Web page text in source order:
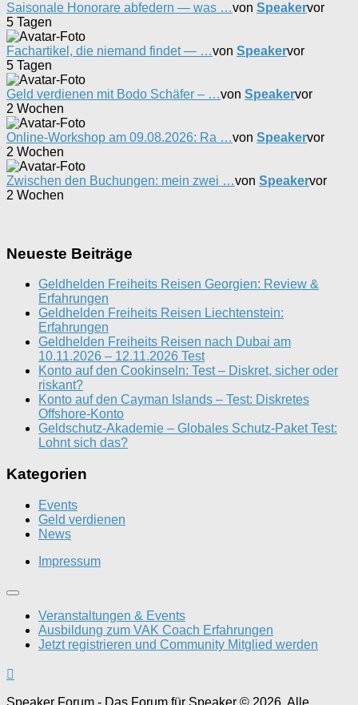
Saisonale Honorare abfedern — was …von Speakervor
5 Tagen
Fachartikel, die niemand findet — …von Speakervor
5 Tagen
Geld verdienen mit Bodo Schäfer – …von Speakervor
2 Wochen
Online-Workshop am 09.08.2026: Ra …von Speakervor
2 Wochen
Zwischen den Buchungen: mein zwei …von Speakervor
2 Wochen
Neueste Beiträge
Geldhelden Freiheits Reisen Georgien: Review &
Erfahrungen
Geldhelden Freiheits Reisen Liechtenstein:
Erfahrungen
Geldhelden Freiheits Reisen nach Dubai am
10.11.2026 – 12.11.2026 Test
Konto auf den Cookinseln: Test – Diskret, sicher oder
riskant?
Konto auf den Cayman Islands – Test: Diskretes
Offshore-Konto
Geldschutz-Akademie – Globales Schutz-Paket Test:
Lohnt sich das?
Kategorien
Events
Geld verdienen
News
Impressum
Veranstaltungen & Events
Ausbildung zum VAK Coach Erfahrungen
Jetzt registrieren und Community Mitglied werden
Speaker Forum - Das Forum für Speaker © 2026. Alle